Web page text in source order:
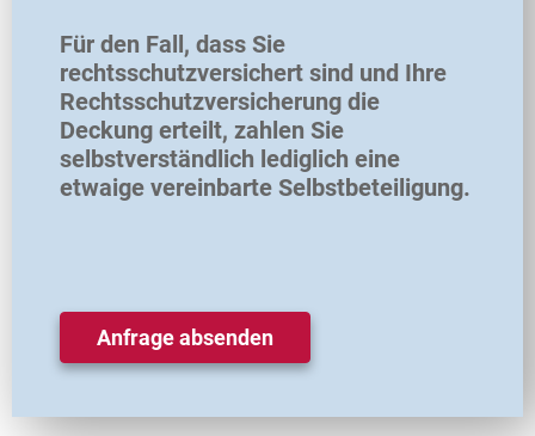
Für den Fall, dass Sie
rechtsschutzversichert sind und Ihre
Rechtsschutzversicherung die
Deckung erteilt, zahlen Sie
selbstverständlich lediglich eine
etwaige vereinbarte Selbstbeteiligung.
Anfrage absenden